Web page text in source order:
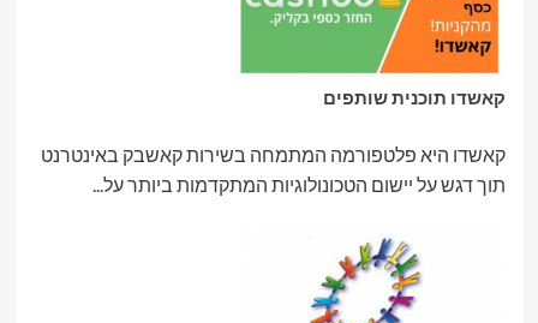
קאשדו תוכנית שותפים
קאשדו היא פלטפורמה המתמחה בשירות קאשבק באינטרנט
תוך דגש על יישום הטכונולוגיות המתקדמות ביותר על...